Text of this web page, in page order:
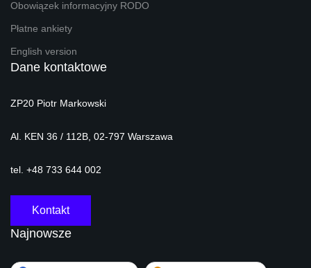
Obowiązek informacyjny RODO
Płatne ankiety
English version
Dane kontaktowe
ZP20 Piotr Markowski
Al. KEN 36 / 112B, 02-797 Warszawa
tel. +48 733 644 002
Kontakt
Najnowsze